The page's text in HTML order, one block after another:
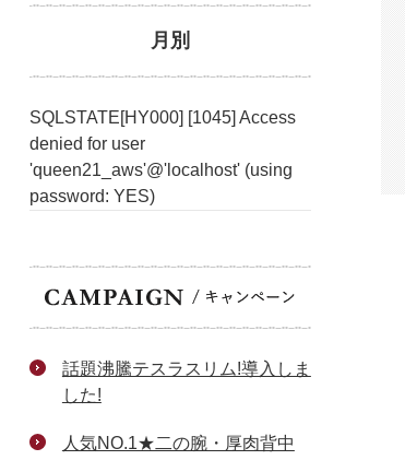
月別
SQLSTATE[HY000] [1045] Access
denied for user
'queen21_aws'@'localhost' (using
password: YES)
話題沸騰テスラスリム!導入しま
した!
人気NO.1★二の腕・厚肉背中